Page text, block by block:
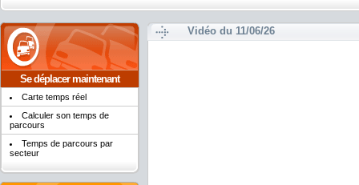
Se déplacer maintenant
Carte temps réel
Calculer son temps de
parcours
Temps de parcours par
secteur
Vidéo du 11/06/26